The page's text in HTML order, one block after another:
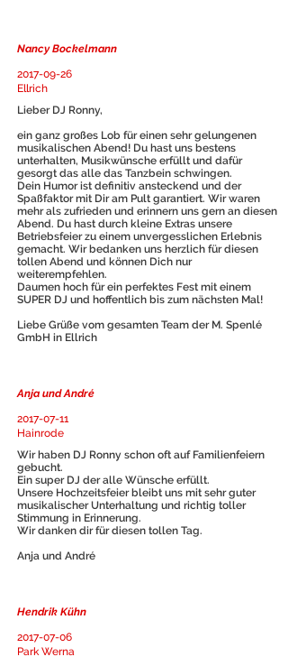
Nancy Bockelmann
2017-09-26
Ellrich
Lieber DJ Ronny,
ein ganz großes Lob für einen sehr gelungenen
musikalischen Abend! Du hast uns bestens
unterhalten, Musikwünsche erfüllt und dafür
gesorgt das alle das Tanzbein schwingen.
Dein Humor ist definitiv ansteckend und der
Spaßfaktor mit Dir am Pult garantiert. Wir waren
mehr als zufrieden und erinnern uns gern an diesen
Abend. Du hast durch kleine Extras unsere
Betriebsfeier zu einem unvergesslichen Erlebnis
gemacht. Wir bedanken uns herzlich für diesen
tollen Abend und können Dich nur
weiterempfehlen.
Daumen hoch für ein perfektes Fest mit einem
SUPER DJ und hoffentlich bis zum nächsten Mal!
Liebe Grüße vom gesamten Team der M. Spenlé
GmbH in Ellrich
Anja und André
2017-07-11
Hainrode
Wir haben DJ Ronny schon oft auf Familienfeiern
gebucht.
Ein super DJ der alle Wünsche erfüllt.
Unsere Hochzeitsfeier bleibt uns mit sehr guter
musikalischer Unterhaltung und richtig toller
Stimmung in Erinnerung.
Wir danken dir für diesen tollen Tag.
Anja und André
Hendrik Kühn
2017-07-06
Park Werna